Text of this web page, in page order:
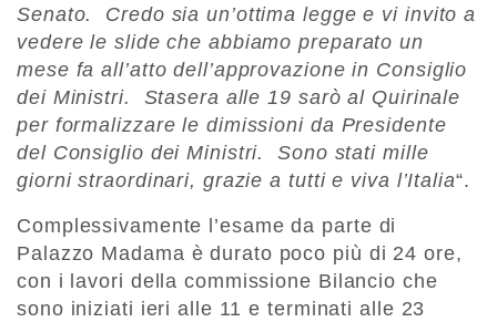
Senato. Credo sia un’ottima legge e vi invito a
vedere le slide che abbiamo preparato un
mese fa all’atto dell’approvazione in Consiglio
dei Ministri. Stasera alle 19 sarò al Quirinale
per formalizzare le dimissioni da Presidente
del Consiglio dei Ministri. Sono stati mille
giorni straordinari, grazie a tutti e viva l’Italia“.
Complessivamente l’esame da parte di
Palazzo Madama è durato poco più di 24 ore,
con i lavori della commissione Bilancio che
sono iniziati ieri alle 11 e terminati alle 23